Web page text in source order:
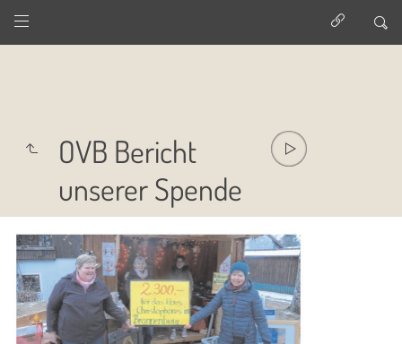
OVB Bericht
unserer Spende